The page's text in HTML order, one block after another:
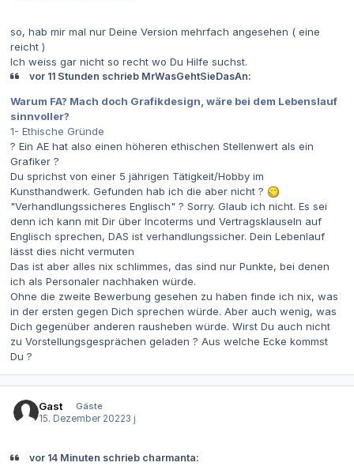
so, hab mir mal nur Deine Version mehrfach angesehen ( eine
reicht )
Ich weiss gar nicht so recht wo Du Hilfe suchst.
vor 11 Stunden schrieb MrWasGehtSieDasAn:
Warum FA? Mach doch Grafikdesign, wäre bei dem Lebenslauf
sinnvoller?
1- Ethische Gründe
? Ein AE hat also einen höheren ethischen Stellenwert als ein
Grafiker ?
Du sprichst von einer 5 jährigen Tätigkeit/Hobby im
Kunsthandwerk. Gefunden hab ich die aber nicht ?
"Verhandlungssicheres Englisch" ? Sorry. Glaub ich nicht. Es sei
denn ich kann mit Dir über Incoterms und Vertragsklauseln auf
Englisch sprechen, DAS ist verhandlungssicher. Dein Lebenlauf
lässt dies nicht vermuten
Das ist aber alles nix schlimmes, das sind nur Punkte, bei denen
ich als Personaler nachhaken würde.
Ohne die zweite Bewerbung gesehen zu haben finde ich nix, was
in der ersten gegen Dich sprechen würde. Aber auch wenig, was
Dich gegenüber anderen rausheben würde. Wirst Du auch nicht
zu Vorstellungsgesprächen geladen ? Aus welche Ecke kommst
Du ?
Gast
Gäste
15. Dezember 20223 j
vor 14 Minuten schrieb charmanta: